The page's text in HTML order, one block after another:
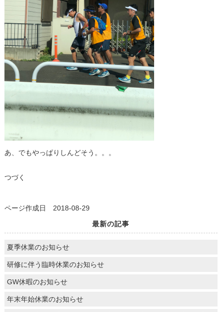
あ、でもやっぱりしんどそう。。。
つづく
ページ作成日 2018-08-29
最新の記事
夏季休業のお知らせ
研修に伴う臨時休業のお知らせ
GW休暇のお知らせ
年末年始休業のお知らせ